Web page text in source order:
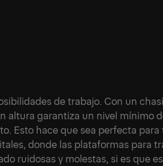
de trabajo. Con un
altura garantiza un nivel mínimo
Esto hace que sea perfecta para
donde las plataformas para
ruidosas y molestas, si es que